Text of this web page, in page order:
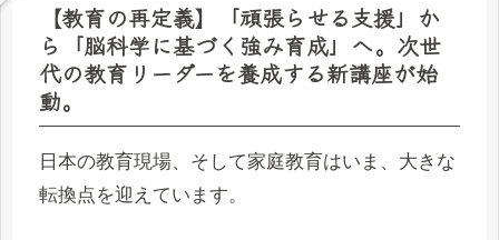
【教育の再定義】「頑張らせる支援」か
ら「脳科学に基づく強み育成」へ。次世
代の教育リーダーを養成する新講座が始
動。
日本の教育現場、そして家庭教育はいま、大きな
転換点を迎えています。